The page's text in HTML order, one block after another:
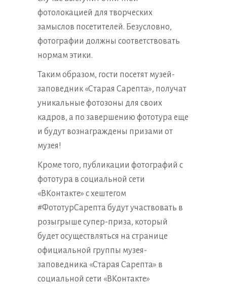
фотолокацией для творческих
замыслов посетителей. Безусловно,
фотографии должны соответствовать
нормам этики.
Таким образом, гости посетят музей-
заповедник «Старая Сарепта», получат
уникальные фотозоны для своих
кадров, а по завершению фототура еще
и будут вознаграждены призами от
музея!
Кроме того, публикации фотографий с
фототура в социальной сети
«ВКонтакте» с хештегом
#ФототурСарепта будут участвовать в
розыгрыше супер-приза, который
будет осуществляться на странице
официальной группы музея-
заповедника «Старая Сарепта» в
социальной сети «ВКонтакте»